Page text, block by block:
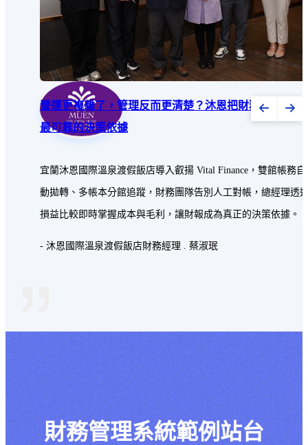
營運更複雜了，管理反而更清楚？沐恩把財務數據變成
最可靠的決策依據
宜蘭沐恩國際溫泉渡假飯店導入叡揚 Vital Finance，雙館帳務自
動拋轉、多帳本分館追蹤，財務團隊告別人工對帳，總經理透
損益比較即時掌握成本與毛利，讓財報成為真正的決策依據。
- 沐恩國際溫泉渡假飯店財務經理 . 蔡淑珉
財務管理系統範例站台